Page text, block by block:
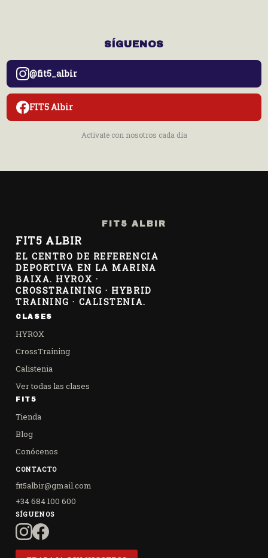
SÍGUENOS
@fit5_albir
FIT5 Albir
Actívate con nosotros cada día
FIT5 ALBIR
FIT5 ALBIR
EL CENTRO DE REFERENCIA
DEPORTIVA EN LA MARINA
BAIXA. HYROX ·
CROSSTRAINING · HYBRID
TRAINING · CALISTENIA.
CLASES
HYROX
CrossTraining
Calistenia
Ver todas las clases
FIT5
Tienda
Blog
Conócenos
CONTACTO
fit5albir@gmail.com
+34 684 100 600
SÍGUENOS